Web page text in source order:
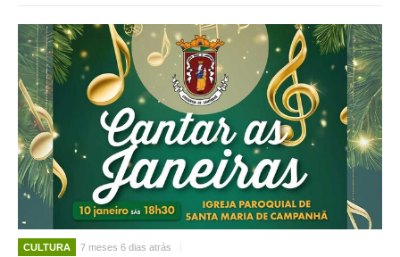
CULTURA 7 meses 6 dias atrás